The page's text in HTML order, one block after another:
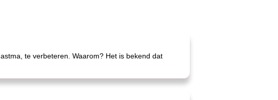
te verbeteren. Waarom? Het is bekend dat